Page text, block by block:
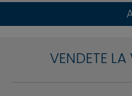
VENDETE